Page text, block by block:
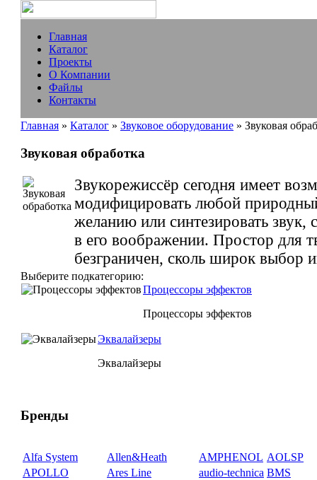
Главная
Каталог
Проекты
О Компании
Файлы
Контакты
Главная » Каталог » Звуковое оборудование » Звуковая
Звуковая обработка
Звукорежиссёр сегодня имеет
модифицировать любой
желанию или синтезировать
в его воображении. Простор для
безграничен, сколь широк выбор
Выберите подкатегорию:
Процессоры эффектов
Процессоры эффектов
Эквалайзеры
Эквалайзеры
Бренды
Alfa System Allen&Heath AMPHENOL AOLSP
APOLLO
Ares Line audio-technica BMS